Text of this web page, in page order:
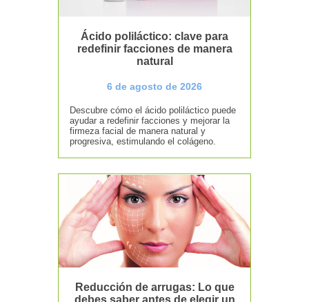
Ácido poliláctico: clave para
redefinir facciones de manera
natural
6 de agosto de 2026
Descubre cómo el ácido poliláctico puede
ayudar a redefinir facciones y mejorar la
firmeza facial de manera natural y
progresiva, estimulando el colágeno.
Reducción de arrugas: Lo que
debes saber antes de elegir un